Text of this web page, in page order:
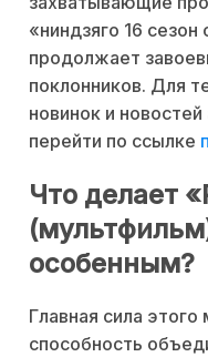
«ниндзяго 16
продолжает
поклонников. Для
новинок и
перейти по ссылке
Что делает
особенным?
Главная сила
способность